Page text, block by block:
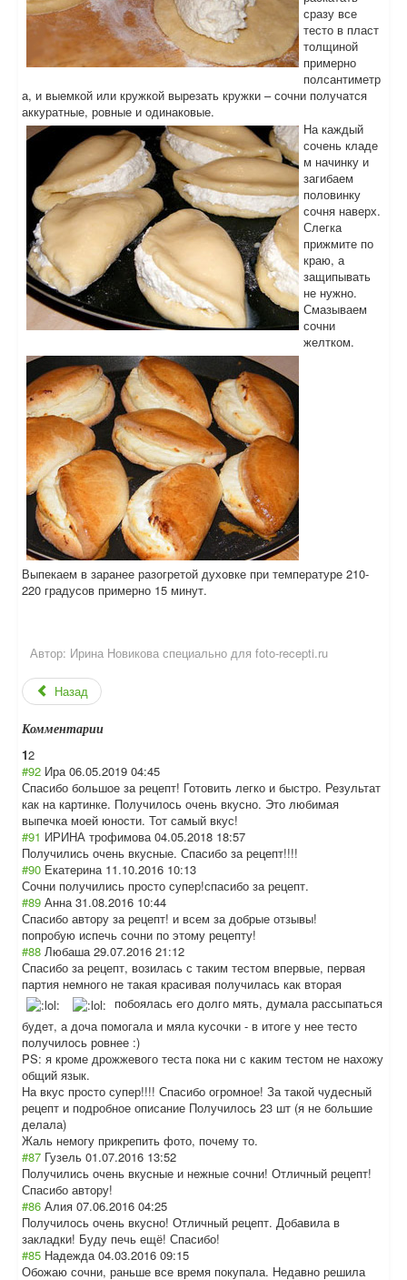
сразу все
тесто в пласт
толщиной
примерно
полсантиметр
а, и выемкой или кружкой вырезать кружки – сочни получатся
аккуратные, ровные и одинаковые.
На каждый
сочень кладе
м начинку и
загибаем
половинку
сочня наверх.
Слегка
прижмите по
краю, а
защипывать
не нужно.
Смазываем
сочни
желтком.
Выпекаем в заранее разогретой духовке при температуре 210-
220 градусов примерно 15 минут.
Автор: Ирина Новикова специально для foto-recepti.ru
Назад
Комментарии
12
#92 Ира 06.05.2019 04:45
Спасибо большое за рецепт! Готовить легко и быстро. Результат
как на картинке. Получилось очень вкусно. Это любимая
выпечка моей юности. Тот самый вкус!
#91 ИРИНА трофимова 04.05.2018 18:57
Получились очень вкусные. Спасибо за рецепт!!!!
#90 Екатерина 11.10.2016 10:13
Сочни получились просто супер!спасибо за рецепт.
#89 Анна 31.08.2016 10:44
Спасибо автору за рецепт! и всем за добрые отзывы!
попробую испечь сочни по этому рецепту!
#88 Любаша 29.07.2016 21:12
Спасибо за рецепт, возилась с таким тестом впервые, первая
партия немного не такая красивая получилась как вторая
побоялась его долго мять, думала рассыпаться
будет, а доча помогала и мяла кусочки - в итоге у нее тесто
получилось ровнее :)
PS: я кроме дрожжевого теста пока ни с каким тестом не нахожу
общий язык.
На вкус просто супер!!!! Спасибо огромное! За такой чудесный
рецепт и подробное описание Получилось 23 шт (я не большие
делала)
Жаль немогу прикрепить фото, почему то.
#87 Гузель 01.07.2016 13:52
Получились очень вкусные и нежные сочни! Отличный рецепт!
Спасибо автору!
#86 Алия 07.06.2016 04:25
Получилось очень вкусно! Отличный рецепт. Добавила в
закладки! Буду печь ещё! Спасибо!
#85 Надежда 04.03.2016 09:15
Обожаю сочни, раньше все время покупала. Недавно решила